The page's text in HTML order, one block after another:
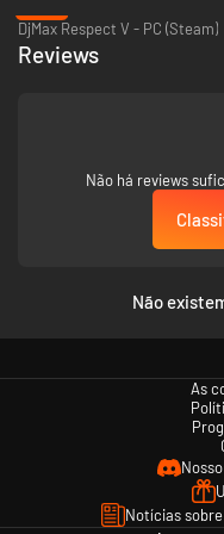
DjMax Respect V - PC (Steam)
Reviews
Não há reviews
Não
As
Notícias